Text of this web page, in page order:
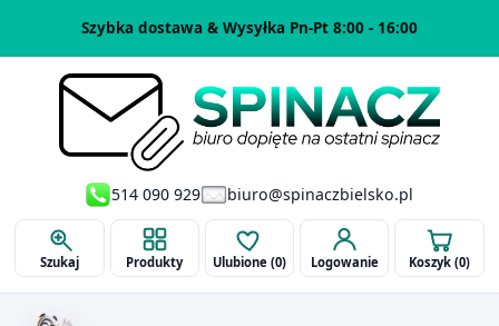
Szybka dostawa & Wysyłka Pn-Pt 8:00 - 16:00
514 090 929 biuro@spinaczbielsko.pl
Szukaj Produkty Ulubione (0) Logowanie Koszyk (0)